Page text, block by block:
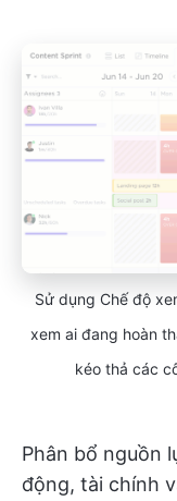
Sử dụng Chế độ
xem ai đang hoàn
kéo thả các
Phân bổ nguồn
động, tài chính